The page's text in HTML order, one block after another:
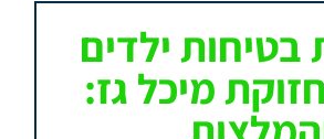
בטיחות ילדים
מיכל גז: